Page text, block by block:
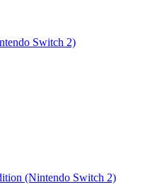
Switch 2)
(Nintendo Switch 2)